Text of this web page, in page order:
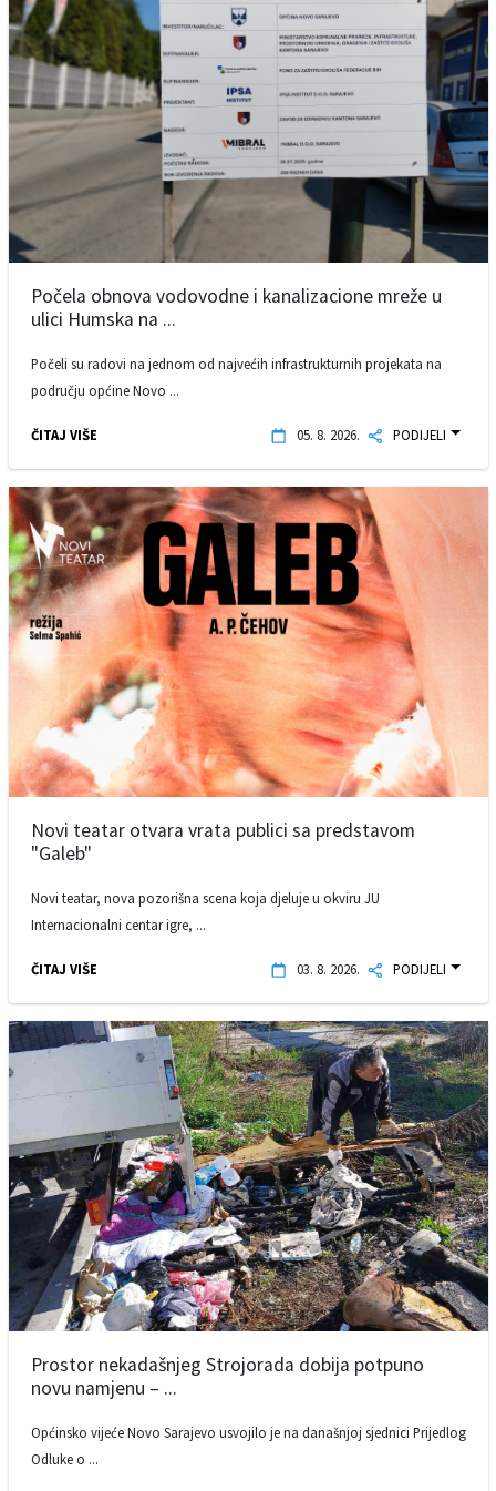
Počela obnova vodovodne i kanalizacione mreže u
ulici Humska na ...
Počeli su radovi na jednom od najvećih infrastrukturnih projekata na
području općine Novo ...
ČITAJ VIŠE 05. 8. 2026. PODIJELI
Novi teatar otvara vrata publici sa predstavom
"Galeb"
Novi teatar, nova pozorišna scena koja djeluje u okviru JU
Internacionalni centar igre, ...
ČITAJ VIŠE 03. 8. 2026. PODIJELI
Prostor nekadašnjeg Strojorada dobija potpuno
novu namjenu – ...
Općinsko vijeće Novo Sarajevo usvojilo je na današnjoj sjednici Prijedlog
Odluke o ...